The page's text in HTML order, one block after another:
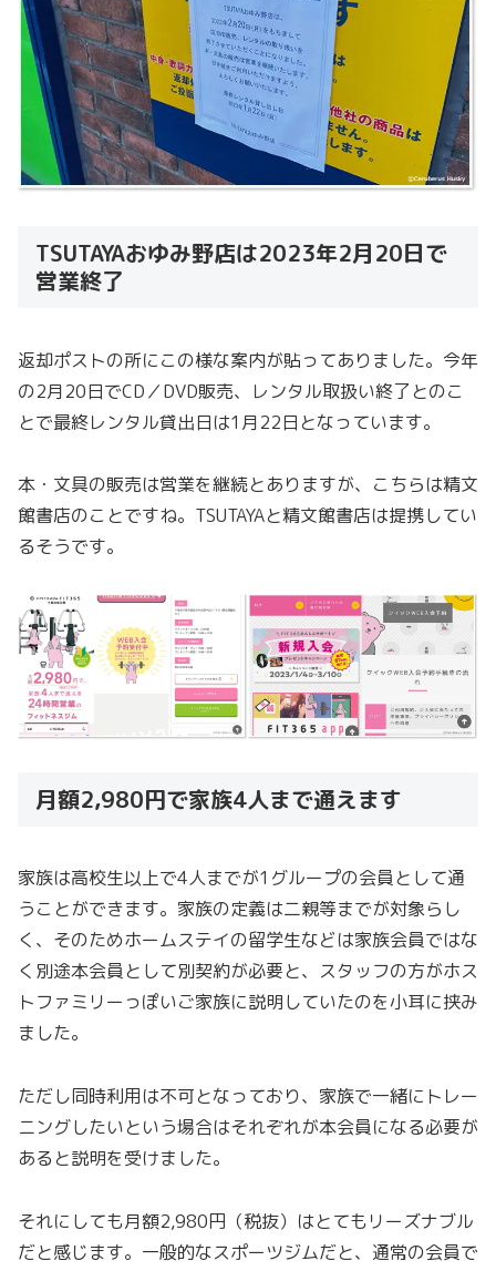
TSUTAYAおゆみ野店は2023年2月20日で
営業終了
返却ポストの所にこの様な案内が貼ってありました。今年
の2月20日でCD／DVD販売、レンタル取扱い終了とのこ
とで最終レンタル貸出日は1月22日となっています。
本・文具の販売は営業を継続とありますが、こちらは精文
館書店のことですね。TSUTAYAと精文館書店は提携してい
るそうです。
月額2,980円で家族4人まで通えます
家族は高校生以上で4人までが1グループの会員として通
うことができます。家族の定義は二親等までが対象らし
く、そのためホームステイの留学生などは家族会員ではな
く別途本会員として別契約が必要と、スタッフの方がホス
トファミリーっぽいご家族に説明していたのを小耳に挟み
ました。
ただし同時利用は不可となっており、家族で一緒にトレー
ニングしたいという場合はそれぞれが本会員になる必要が
あると説明を受けました。
それにしても月額2,980円（税抜）はとてもリーズナブル
だと感じます。一般的なスポーツジムだと、通常の会員で